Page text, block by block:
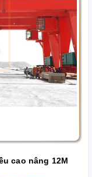
cao nâng 12M